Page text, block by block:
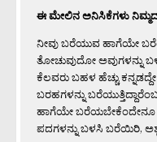
ಈ ಮೇಲಿನ ಅನಿಸಿಕೆಗಳು
ನೀವು ಬರೆಯುವ ಹಾಗೆಯೇ
ತೋಚುವುದೋ ಅವುಗಳನ್ನು
ಕೆಲವರು ಬಹಳ ಹೆಚ್ಚು
ಬರಹಗಳನ್ನು
ಹಾಗೆಯೇ ಬರೆಯಬೇಕೆಂದೇನೂ
ಪದಗಳನ್ನು ಬಳಸಿ ಬರೆಯಿರಿ,